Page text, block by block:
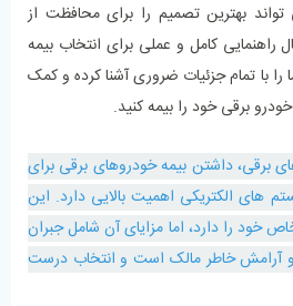
بهترین تصمیم را برای محافظت از
راهنمایی کامل و عملی برای انتخاب بیمه
با تمام جزئیات ضروری آشنا کرده و کمک
برقی خود را بیمه کنید.
برقی، داشتن بیمه خودروهای برقی برای
های الکتریکی اهمیت بالایی دارد. این
خود را دارد، اما مزایای آن شامل جبران
خاطر مالک است و انتخاب درست